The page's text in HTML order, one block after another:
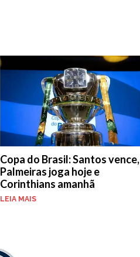
Copa do Brasil: Santos vence,
Palmeiras joga hoje e
Corinthians amanhã
LEIA MAIS